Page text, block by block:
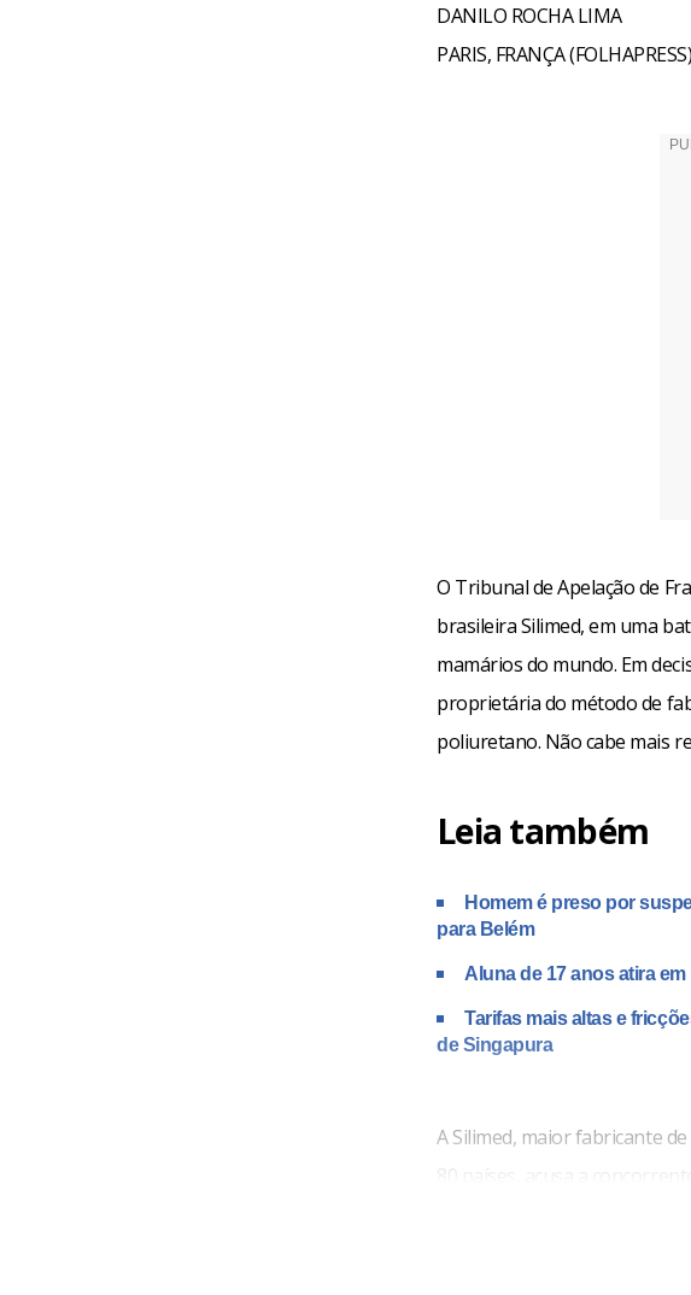
DANILO ROCHA LIMA
PARIS, FRANÇA (FOLHAPRESS)
O Tribunal de Apelação de
brasileira Silimed, em uma
mamários do mundo. Em
proprietária do método de
poliuretano. Não cabe mais
Leia também
Homem é preso por
para Belém
Aluna de 17 anos atira
Tarifas mais altas e
de Singapura
A Silimed, maior fabricante
80 países, acusa a
indevida de sua tecnologia